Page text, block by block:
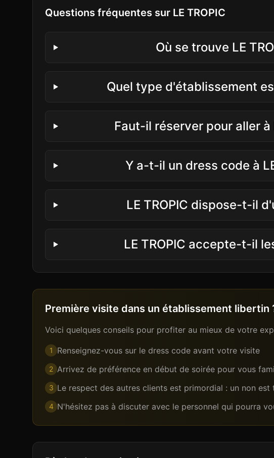
Questions fréquentes sur LE TROPIC
Où se trouve LE
Quel type d'établissement
Faut-il réserver pour aller à
Y a-t-il un dress code à
LE TROPIC dispose-t-il
LE TROPIC accepte-t-il
Première visite dans un établissement libertin
Voici quelques conseils pour profiter au mieux de votre
1 Renseignez-vous sur le dress code avant votre visite
2 Arrivez de préférence en début de soirée pour vous
3 Le respect des autres clients est primordial : un non est
4 N'hésitez pas à discuter avec le personnel qui pourra